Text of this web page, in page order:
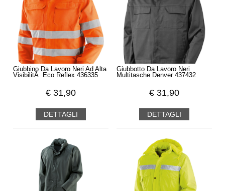
Giubbino Da Lavoro Neri Ad Alta
VisibilitÃ Eco Reflex 436335
€ 31,90
DETTAGLI
Giubbotto Da Lavoro Neri
Multitasche Denver 437432
€ 31,90
DETTAGLI